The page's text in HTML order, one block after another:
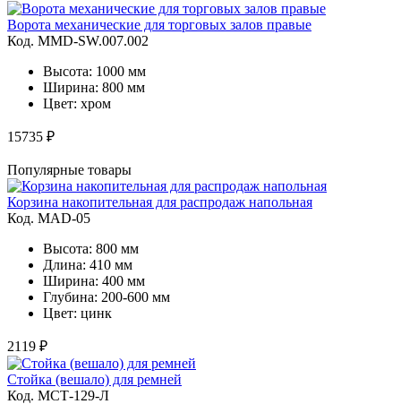
Ворота механические для торговых залов правые
Код. MMD-SW.007.002
Высота: 1000 мм
Ширина: 800 мм
Цвет: хром
15735 ₽
Популярные товары
Корзина накопительная для распродаж напольная
Код. MAD-05
Высота: 800 мм
Длина: 410 мм
Ширина: 400 мм
Глубина: 200-600 мм
Цвет: цинк
2119 ₽
Стойка (вешало) для ремней
Код. MСТ-129-Л